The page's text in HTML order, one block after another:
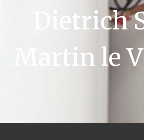
Dietrich
Martin le